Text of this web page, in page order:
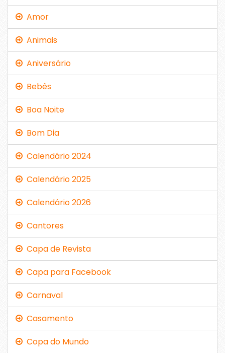
Amor
Animais
Aniversário
Bebês
Boa Noite
Bom Dia
Calendário 2024
Calendário 2025
Calendário 2026
Cantores
Capa de Revista
Capa para Facebook
Carnaval
Casamento
Copa do Mundo